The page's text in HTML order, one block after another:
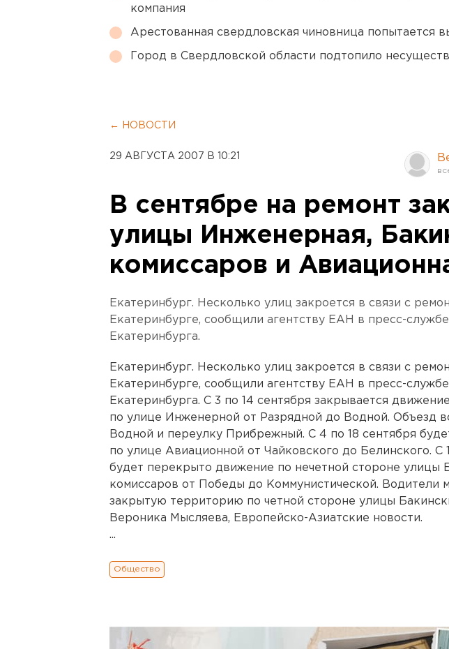
компания
Арестованная свердловская чиновница попытается
Город в Свердловской области подтопило
← НОВОСТИ
29 АВГУСТА 2007 В 10:21
В сентябре на ремонт
улицы Инженерная,
комиссаров и
Екатеринбург. Несколько улиц закроется в связи с
Екатеринбурге, сообщили агентству ЕАН в пресс-
Екатеринбурга.
Екатеринбург. Несколько улиц закроется в связи с
Екатеринбурге, сообщили агентству ЕАН в пресс-
Екатеринбурга. С 3 по 14 сентября закрывается
по улице Инженерной от Разрядной до Водной. Объезд
Водной и переулку Прибрежный. С 4 по 18 сентября
по улице Авиационной от Чайковского до Белинского. С
будет перекрыто движение по нечетной стороне улицы
комиссаров от Победы до Коммунистической. Водители
закрытую территорию по четной стороне улицы
Вероника Мысляева, Европейско-Азиатские новости.
...
Общество